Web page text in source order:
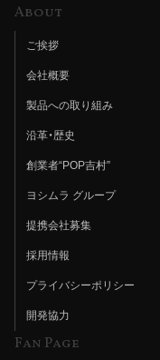
About
ご挨拶
会社概要
製品への取り組み
沿革・歴史
創業者“POP吉村”
ヨシムラ グループ
提携会社募集
採用情報
プライバシーポリシー
開発協力
Fan Page